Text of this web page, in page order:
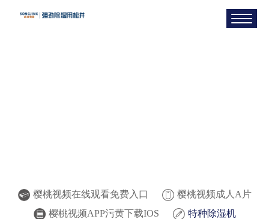
樱桃视频在线观看免费入口
樱桃视频成人A片
樱桃视频APP污黄下载IOS
特种除湿机